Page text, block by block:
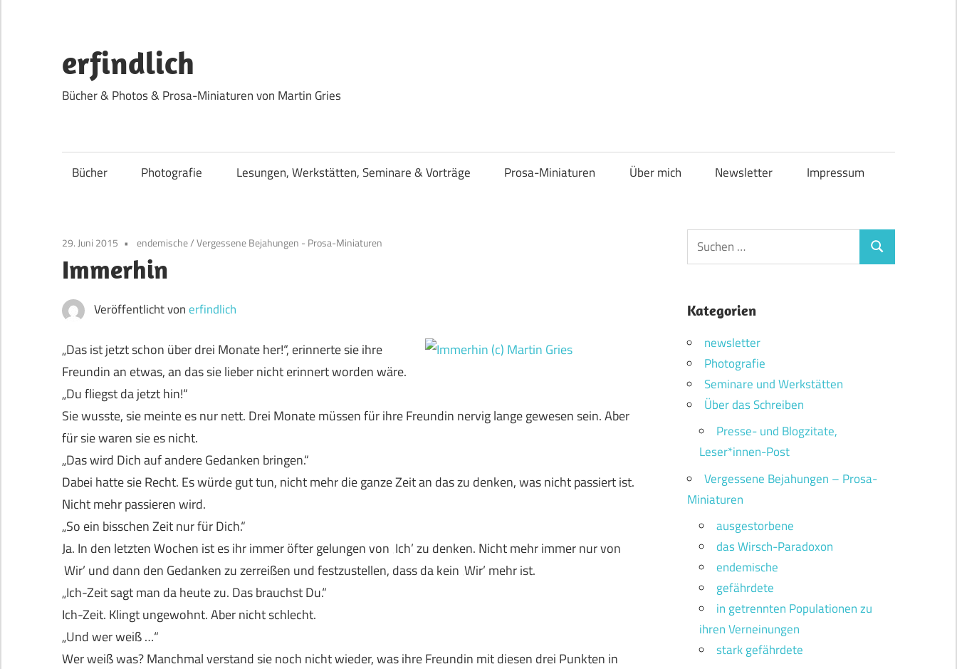
springen
erfindlich
Bücher & Photos & Prosa-Miniaturen von Martin Gries
Bücher Photografie Lesungen, Werkstätten, Seminare & Vorträge Prosa-Miniaturen Über mich Newsletter Impressum
29. Juni 2015 endemische/Vergessene Bejahungen - Prosa-Miniaturen
Immerhin
Veröffentlicht vonerfindlich
„Das ist jetzt schon über drei Monate her!“, erinnerte sie ihre
Freundin an etwas, an das sie lieber nicht erinnert worden wäre.
„Du fliegst da jetzt hin!“
Sie wusste, sie meinte es nur nett. Drei Monate müssen für ihre Freundin nervig lange gewesen sein. Aber
für sie waren sie es nicht.
„Das wird Dich auf andere Gedanken bringen.“
Dabei hatte sie Recht. Es würde gut tun, nicht mehr die ganze Zeit an das zu denken, was nicht passiert ist.
Nicht mehr passieren wird.
„So ein bisschen Zeit nur für Dich.“
Ja. In den letzten Wochen ist es ihr immer öfter gelungen von ‚Ich’ zu denken. Nicht mehr immer nur von
‚Wir’ und dann den Gedanken zu zerreißen und festzustellen, dass da kein ‚Wir’ mehr ist.
„Ich-Zeit sagt man da heute zu. Das brauchst Du.“
Ich-Zeit. Klingt ungewohnt. Aber nicht schlecht.
„Und wer weiß …“
Wer weiß was? Manchmal verstand sie noch nicht wieder, was ihre Freundin mit diesen drei Punkten in
Suchen
nach:
Suchen
Kategorien
newsletter
Photografie
Seminare und Werkstätten
Über das Schreiben
Presse- und Blogzitate,
Leser*innen-Post
Vergessene Bejahungen – Prosa-
Miniaturen
ausgestorbene
das Wirsch-Paradoxon
endemische
gefährdete
in getrennten Populationen zu
ihren Verneinungen
stark gefährdete